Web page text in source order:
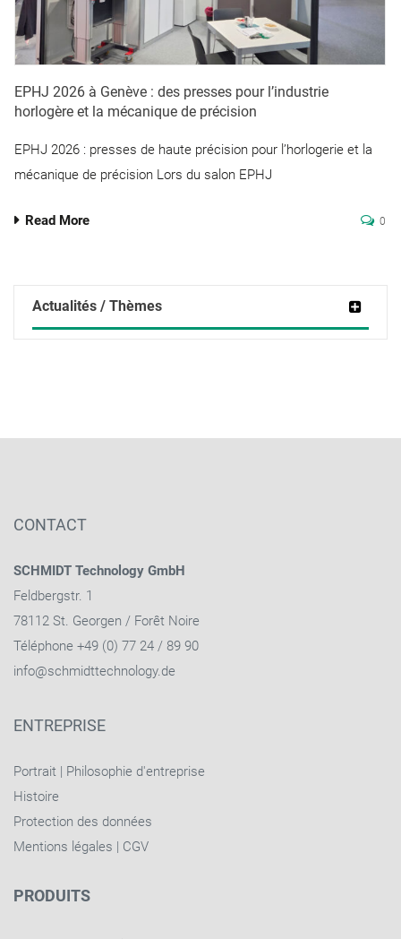
EPHJ 2026 à Genève : des presses pour l’industrie
horlogère et la mécanique de précision
EPHJ 2026 : presses de haute précision pour l’horlogerie et la
mécanique de précision Lors du salon EPHJ
Read More 0
Actualités / Thèmes
CONTACT
SCHMIDT Technology GmbH
Feldbergstr. 1
78112 St. Georgen / Forêt Noire
Téléphone +49 (0) 77 24 / 89 90
info@schmidttechnology.de
ENTREPRISE
Portrait | Philosophie d'entreprise
Histoire
Protection des données
Mentions légales | CGV
PRODUITS